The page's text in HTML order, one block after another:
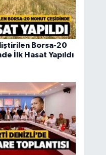
Borsa-20
İlk Hasat Yapıldı